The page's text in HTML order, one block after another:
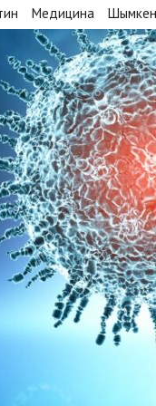
ЖҮРГІЗІЛДІ
Медицина